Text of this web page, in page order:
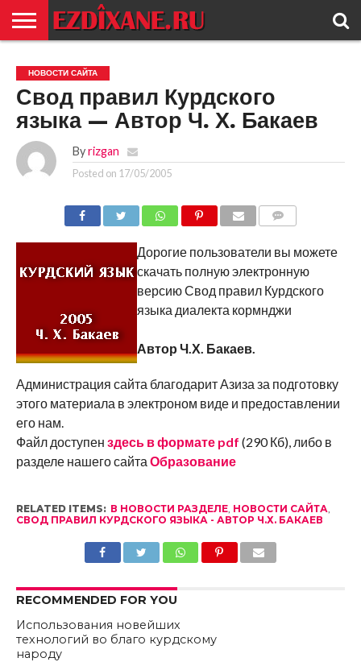
ЕЗИДИЗМ
НОВОСТИ
ИСТОРИЯ
КУЛЬТУРА
КОНТАКТ
НОВОСТИ САЙТА
Свод правил Курдского
языка — Автор Ч. Х. Бакаев
By rizgan
Posted on 17/05/2005
Дорогие пользователи вы можете
скачать полную электронную
версию Свод правил Курдского
языка диалекта кормнджи
Автор Ч.Х. Бакаев.
Администрация сайта благодарит Азиза за подготовку
этого материала в электроном виде и предоставлении
его нам.
Файл доступен здесь в формате pdf (290 Кб), либо в
разделе нашего сайта Образование
RELATED ITEMS: В НОВОСТИ РАЗДЕЛЕ, НОВОСТИ САЙТА,
СВОД ПРАВИЛ КУРДСКОГО ЯЗЫКА - АВТОР Ч.Х. БАКАЕВ
RECOMMENDED FOR YOU
Использования новейших
технологий во благо курдскому
народу